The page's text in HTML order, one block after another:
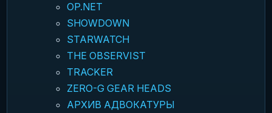
OP.NET
SHOWDOWN
STARWATCH
THE OBSERVIST
TRACKER
ZERO-G GEAR HEADS
АРХИВ АДВОКАТУРЫ